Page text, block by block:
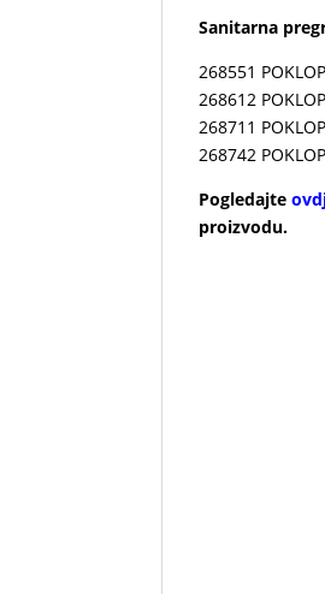
Sanitarna
268551
268612
268711
268742
Pogledajte
proizvodu.